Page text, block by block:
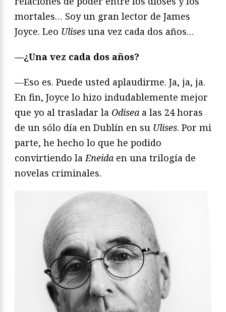
mortales… Soy un gran lector de James
Joyce. Leo Ulises una vez cada dos años…
—¿Una vez cada dos años?
—Eso es. Puede usted aplaudirme. Ja, ja, ja.
En fin, Joyce lo hizo indudablemente mejor
que yo al trasladar la Odisea a las 24 horas
de un sólo día en Dublín en su Ulises. Por mi
parte, he hecho lo que he podido
convirtiendo laEneida en una trilogía de
novelas criminales.